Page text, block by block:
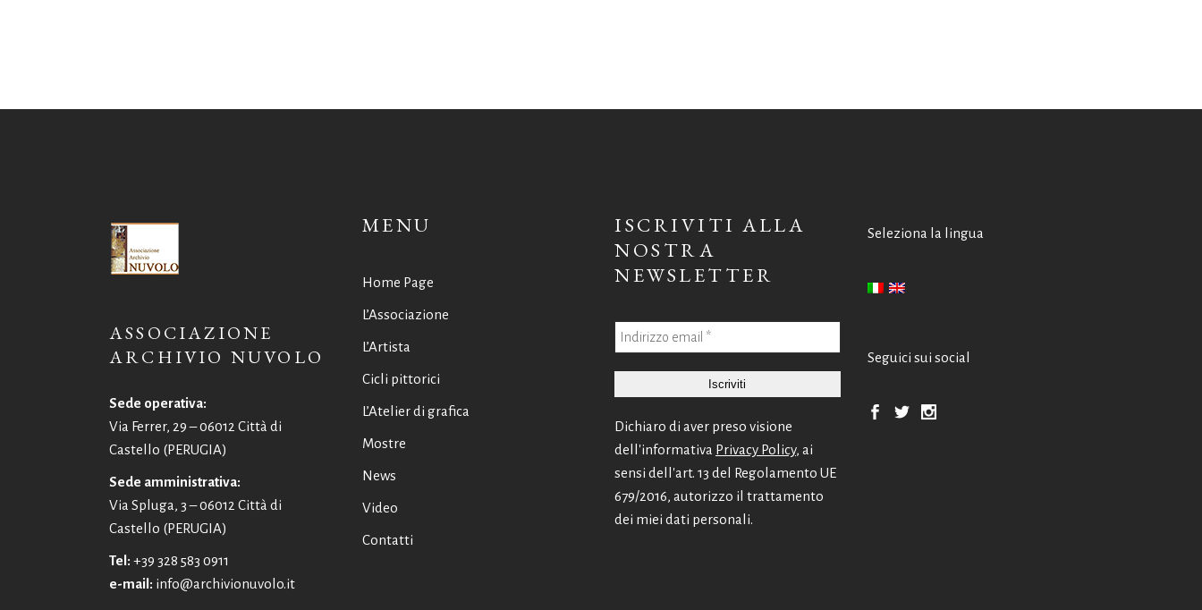
ASSOCIAZIONE
ARCHIVIO NUVOLO
Sede operativa:
Via Ferrer, 29 – 06012 Città di
Castello (PERUGIA)
Sede amministrativa:
Via Spluga, 3 – 06012 Città di
Castello (PERUGIA)
Tel: +39 328 583 0911
e-mail: info@archivionuvolo.it
MENU
Home Page
L’Associazione
L’Artista
Cicli pittorici
L’Atelier di grafica
Mostre
News
Video
Contatti
ISCRIVITI ALLA
NOSTRA
NEWSLETTER
Dichiaro di aver preso visione
dell'informativa Privacy Policy, ai
sensi dell'art. 13 del Regolamento UE
679/2016, autorizzo il trattamento
dei miei dati personali.
Seleziona la lingua
Seguici sui social